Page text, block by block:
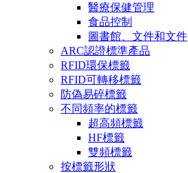
醫療保健管理
食品控制
圖書館、文件和文件
ARC認證標準產品
RFID環保標籤
RFID可轉移標籤
防偽易碎標籤
不同頻率的標籤
超高頻標籤
HF標籤
雙頻標籤
按標籤形狀